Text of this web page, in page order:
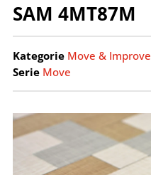
SAM 4MT87M
Kategorie Move & Improve
Serie Move